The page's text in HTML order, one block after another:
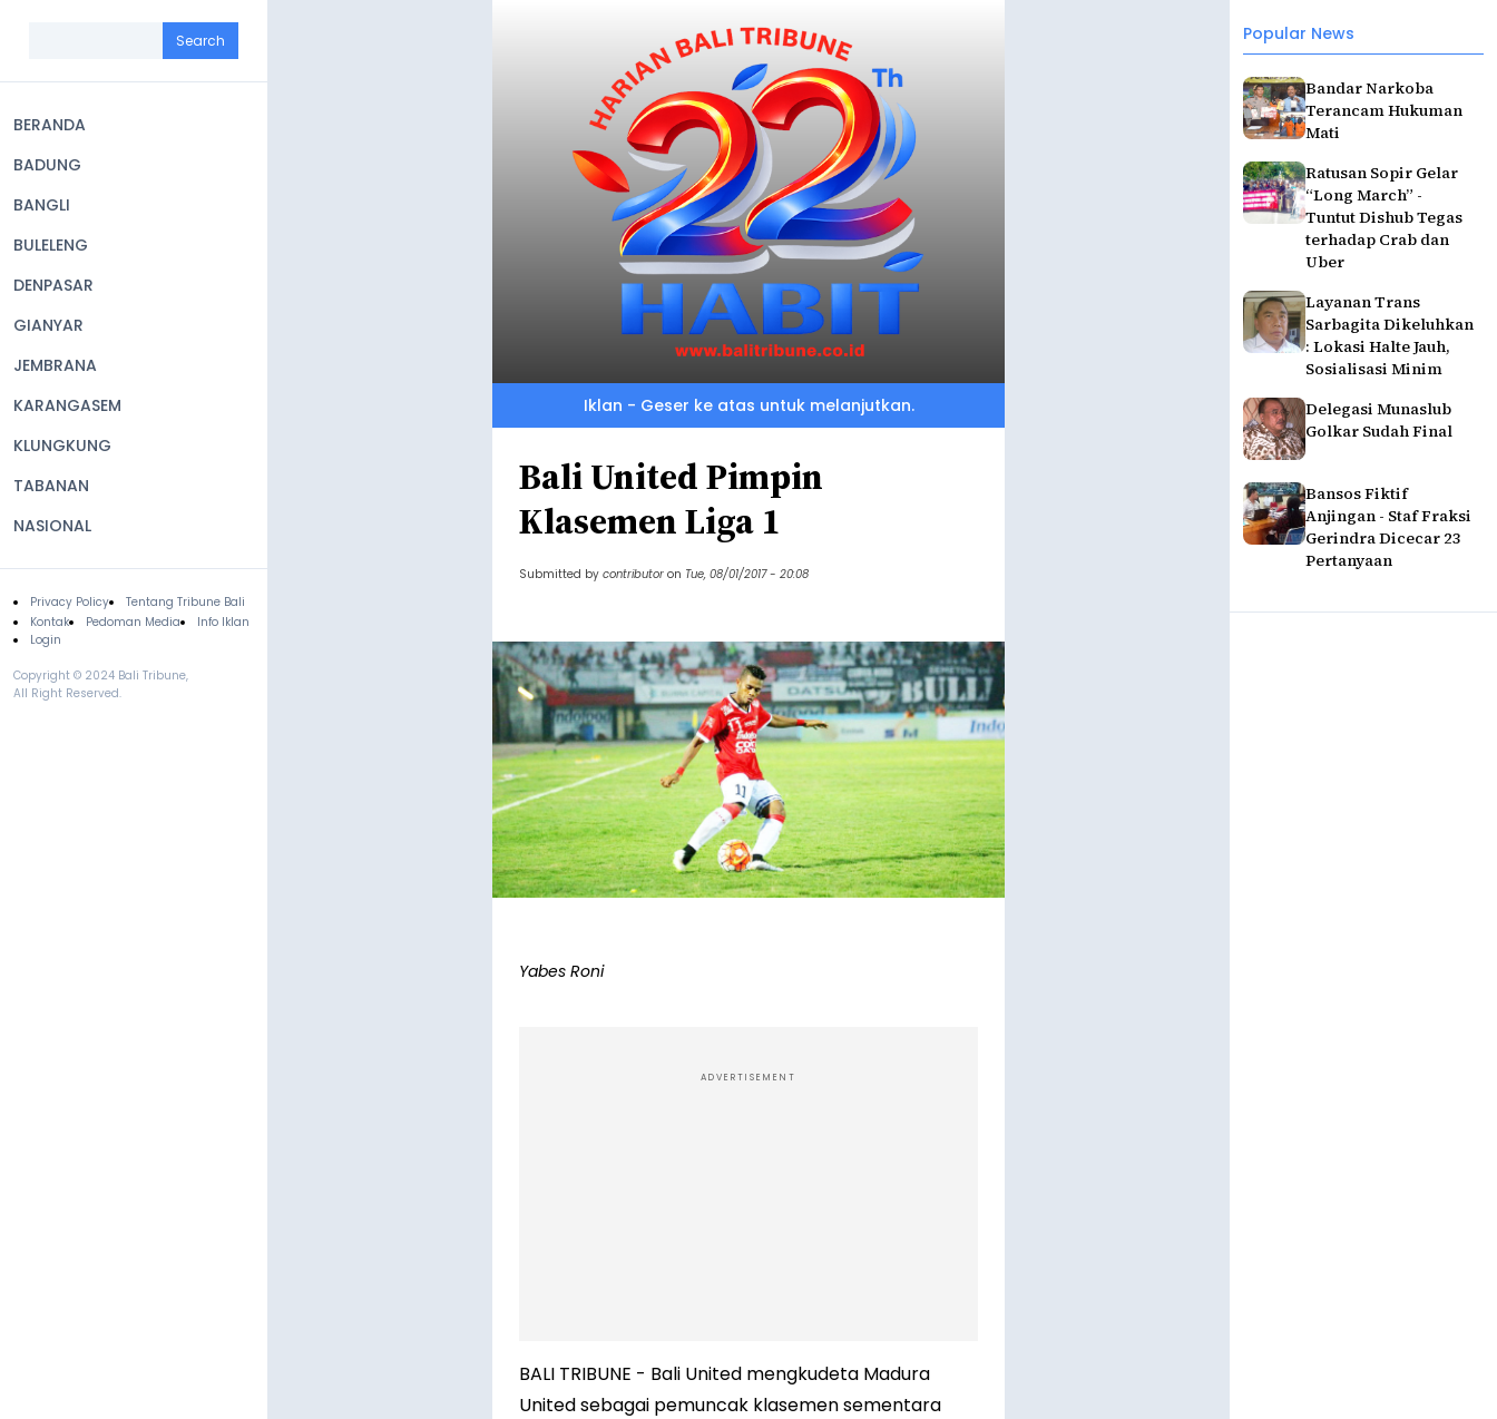
navigation
BERANDA
BADUNG
BANGLI
BULELENG
DENPASAR
GIANYAR
JEMBRANA
KARANGASEM
KLUNGKUNG
TABANAN
NASIONAL
Footer
Privacy Policy
Tentang Tribune Bali
Kontak
Pedoman Media
Info Iklan
Login
Copyright © 2024 Bali Tribune,
All Right Reserved.
Popular News
Bandar Narkoba
Terancam Hukuman
Mati
Ratusan Sopir Gelar
“Long March” -
Tuntut Dishub Tegas
terhadap Crab dan
Uber
Layanan Trans
Sarbagita Dikeluhkan
: Lokasi Halte Jauh,
Sosialisasi Minim
Delegasi Munaslub
Golkar Sudah Final
Bansos Fiktif
Anjingan - Staf Fraksi
Gerindra Dicecar 23
Pertanyaan
Iklan - Geser ke atas untuk melanjutkan.
Bali United Pimpin
Klasemen Liga 1
Submitted by contributor on Tue, 08/01/2017 - 20:08
Yabes Roni
ADVERTISEMENT
BALI TRIBUNE - Bali United mengkudeta Madura
United sebagai pemuncak klasemen sementara